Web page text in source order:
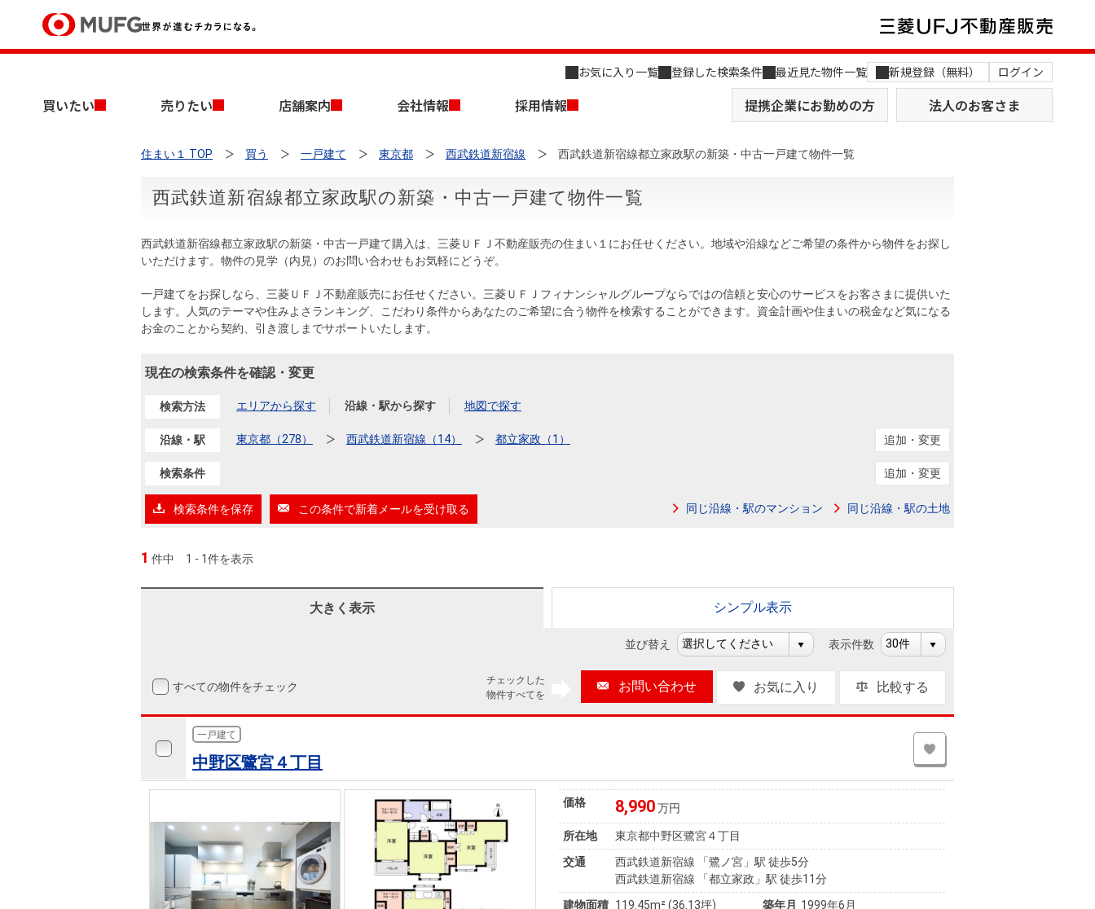
お気に入り一覧 登録した検索条件 最近見た物件一覧 新規登録（無料） ログイン
買いたい 売りたい 店舗案内 会社情報 採用情報 提携企業にお勤めの方 法人のお客さま
買いたいTOP
中古マンションを探す 新築・中古一戸建てを探す 土地を探す
購入向けサービス 住宅ローンシミュレーション 住まい1プラス（お役立ちコラム）
住まいと暮らしの税金の本（電子ブック）
売りたいTOP
無料査定 売却相談 AI不動産査定
売却向けサービス 周辺相場検索 住まい1プラス（お役立ちコラム）
住まいと暮らしの税金の本（電子ブック）
店舗案内TOP
店舗のご案内（首都圏） 店舗のご案内（名古屋）
会社情報TOP
会社概要
組織図 役員一覧
会社案内（電子ブック版）
採用情報TOP
キャリア採用情報
売りたい
住まい１ TOP 買う 一戸建て 東京都 西武鉄道新宿線 西武鉄道新宿線都立家政駅の新築・中古一戸建て物件一覧
西武鉄道新宿線都立家政駅の新築・中古一戸建て物件一覧
西武鉄道新宿線都立家政駅の新築・中古一戸建て購入は、三菱ＵＦＪ不動産販売の住まい１にお任せください。地域や沿線などご希望の条件から物件をお探し
いただけます。物件の見学（内見）のお問い合わせもお気軽にどうぞ。
一戸建てをお探しなら、三菱ＵＦＪ不動産販売にお任せください。三菱ＵＦＪフィナンシャルグループならではの信頼と安心のサービスをお客さまに提供いた
します。人気のテーマや住みよさランキング、こだわり条件からあなたのご希望に合う物件を検索することができます。資金計画や住まいの税金など気になる
お金のことから契約、引き渡しまでサポートいたします。
現在の検索条件を確認・変更
検索方法 エリアから探す 沿線・駅から探す 地図で探す
沿線・駅 東京都（278） 西武鉄道新宿線（14） 都立家政（1） 追加・変更
検索条件 追加・変更
検索条件を保存 この条件で新着メールを受け取る 同じ沿線・駅のマンション 同じ沿線・駅の土地
1 件中 1 - 1件を表示
大きく表示 シンプル表示
並び替え 表示件数
すべての物件をチェック
チェックした
物件すべてを
お問い合わせ お気に入り 比較する
一戸建て
中野区鷺宮４丁目
価格 8,990万円
所在地
東京都中野区鷺宮４丁目
交通
西武鉄道新宿線 「鷺ノ宮」駅 徒歩5分
西武鉄道新宿線 「都立家政」駅 徒歩11分
建物面積 119.45m² (36.13坪) 築年月
1999年6月